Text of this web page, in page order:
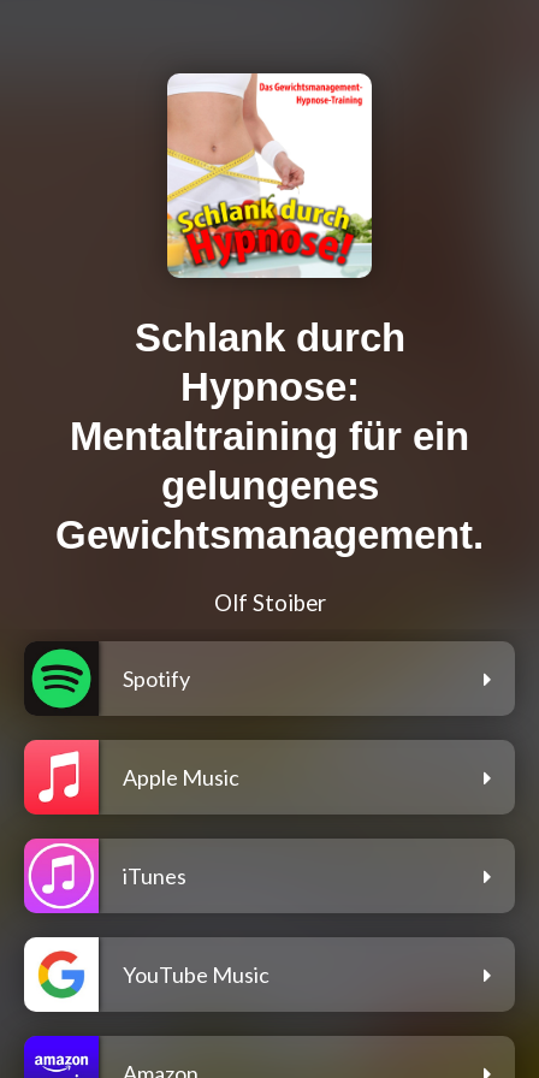
Schlank durch
Hypnose:
Mentaltraining für ein
gelungenes
Gewichtsmanagement.
Olf Stoiber
Spotify
Apple Music
iTunes
YouTube Music